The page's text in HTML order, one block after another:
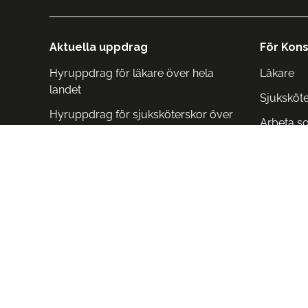
Aktuella uppdrag
Hyruppdrag för läkare över hela
landet
Hyruppdrag för sjuksköterskor över
För
Läkare
Arbeta